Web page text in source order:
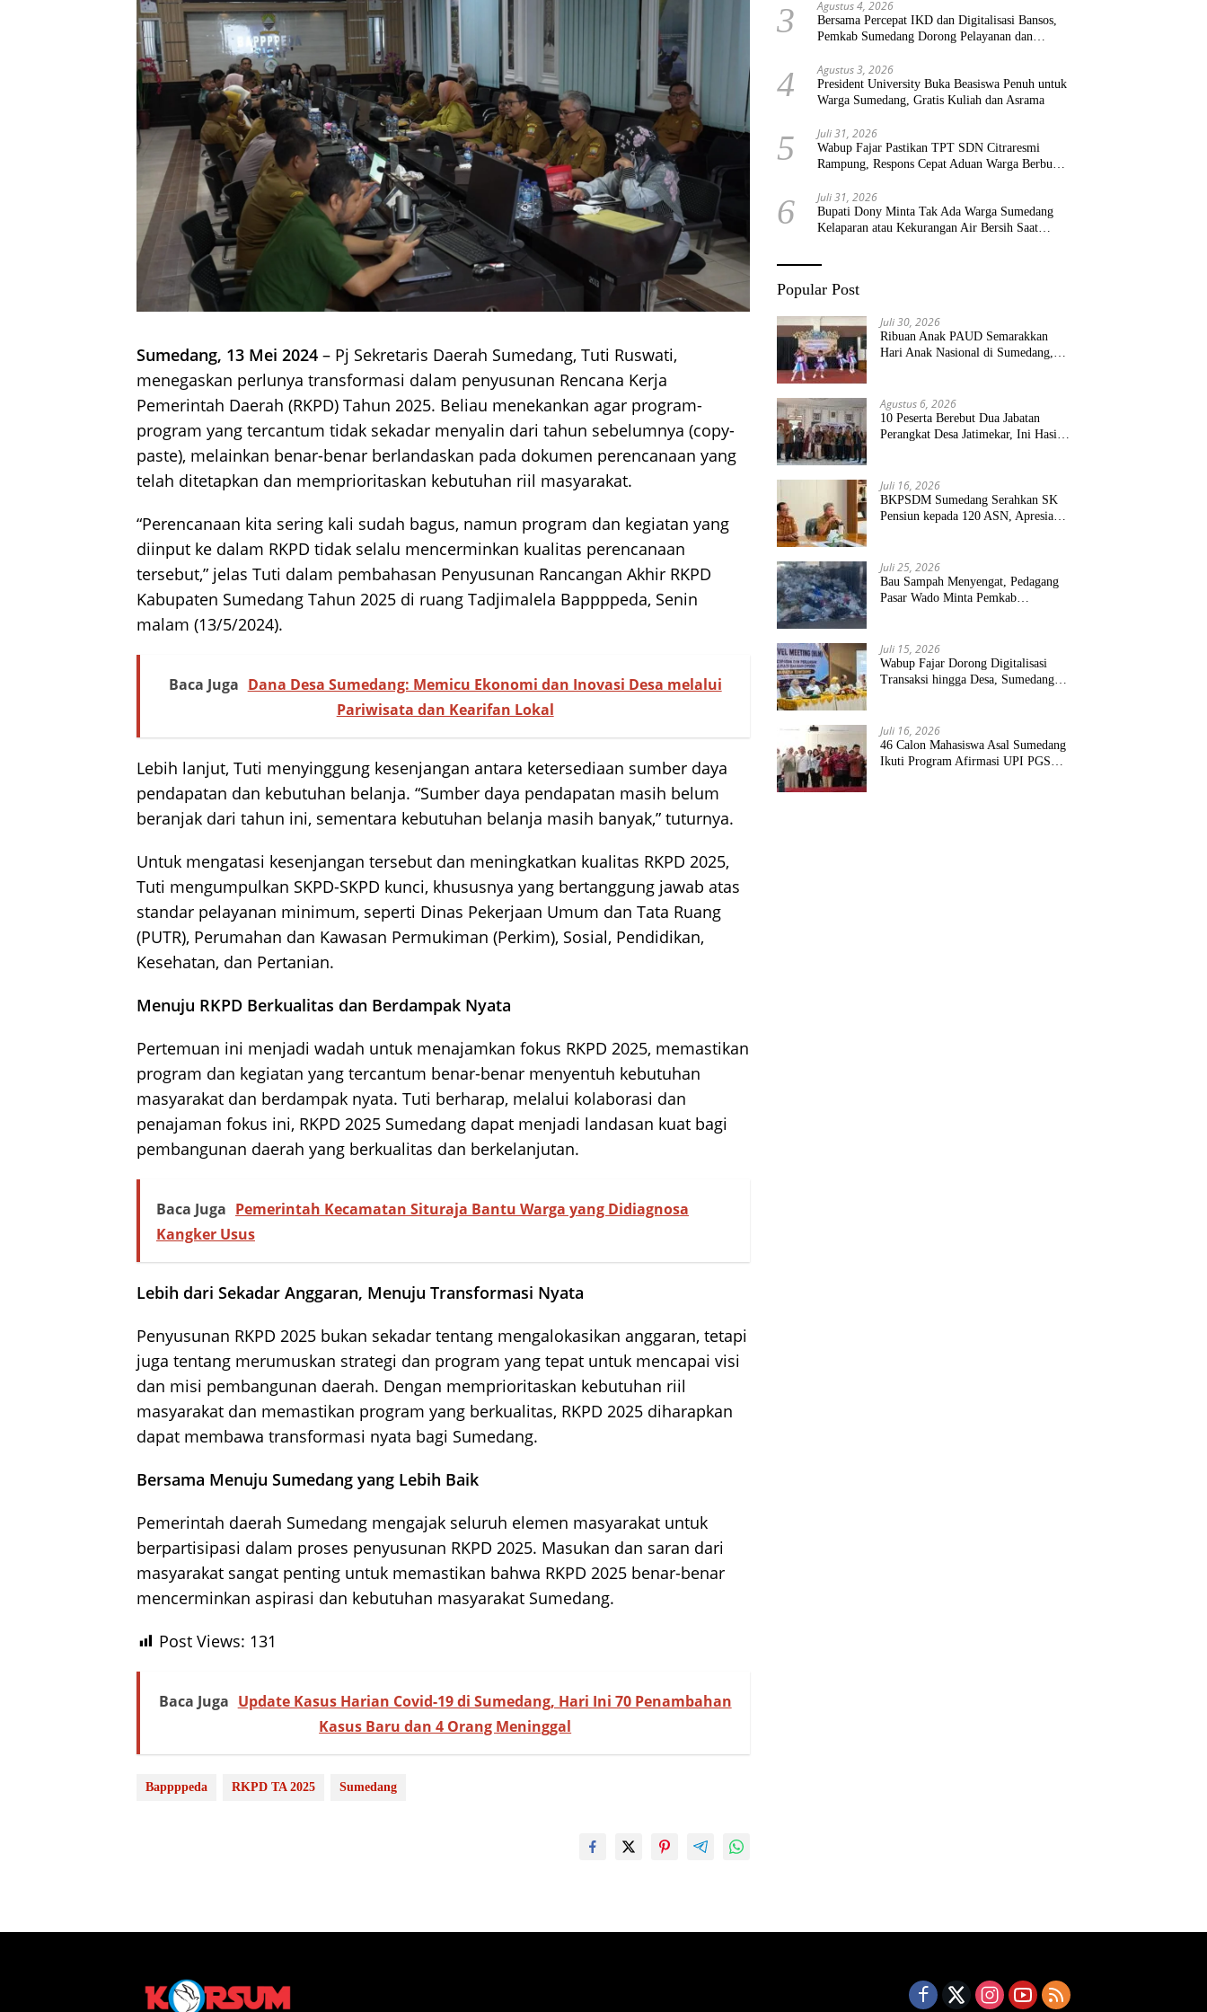
Sumedang, 13 Mei 2024 – Pj Sekretaris Daerah Sumedang, Tuti Ruswati,
menegaskan perlunya transformasi dalam penyusunan Rencana Kerja
Pemerintah Daerah (RKPD) Tahun 2025. Beliau menekankan agar program-
program yang tercantum tidak sekadar menyalin dari tahun sebelumnya (copy-
paste), melainkan benar-benar berlandaskan pada dokumen perencanaan yang
telah ditetapkan dan memprioritaskan kebutuhan riil masyarakat.
“Perencanaan kita sering kali sudah bagus, namun program dan kegiatan yang
diinput ke dalam RKPD tidak selalu mencerminkan kualitas perencanaan
tersebut,” jelas Tuti dalam pembahasan Penyusunan Rancangan Akhir RKPD
Kabupaten Sumedang Tahun 2025 di ruang Tadjimalela Bappppeda, Senin
malam (13/5/2024).
Baca Juga Dana Desa Sumedang: Memicu Ekonomi dan Inovasi Desa melalui
Pariwisata dan Kearifan Lokal
Lebih lanjut, Tuti menyinggung kesenjangan antara ketersediaan sumber daya
pendapatan dan kebutuhan belanja. “Sumber daya pendapatan masih belum
beranjak dari tahun ini, sementara kebutuhan belanja masih banyak,” tuturnya.
Untuk mengatasi kesenjangan tersebut dan meningkatkan kualitas RKPD 2025,
Tuti mengumpulkan SKPD-SKPD kunci, khususnya yang bertanggung jawab atas
standar pelayanan minimum, seperti Dinas Pekerjaan Umum dan Tata Ruang
(PUTR), Perumahan dan Kawasan Permukiman (Perkim), Sosial, Pendidikan,
Kesehatan, dan Pertanian.
Menuju RKPD Berkualitas dan Berdampak Nyata
Pertemuan ini menjadi wadah untuk menajamkan fokus RKPD 2025, memastikan
program dan kegiatan yang tercantum benar-benar menyentuh kebutuhan
masyarakat dan berdampak nyata. Tuti berharap, melalui kolaborasi dan
penajaman fokus ini, RKPD 2025 Sumedang dapat menjadi landasan kuat bagi
pembangunan daerah yang berkualitas dan berkelanjutan.
Baca Juga Pemerintah Kecamatan Situraja Bantu Warga yang Didiagnosa
Kangker Usus
Lebih dari Sekadar Anggaran, Menuju Transformasi Nyata
Penyusunan RKPD 2025 bukan sekadar tentang mengalokasikan anggaran, tetapi
juga tentang merumuskan strategi dan program yang tepat untuk mencapai visi
dan misi pembangunan daerah. Dengan memprioritaskan kebutuhan riil
masyarakat dan memastikan program yang berkualitas, RKPD 2025 diharapkan
dapat membawa transformasi nyata bagi Sumedang.
Bersama Menuju Sumedang yang Lebih Baik
Pemerintah daerah Sumedang mengajak seluruh elemen masyarakat untuk
berpartisipasi dalam proses penyusunan RKPD 2025. Masukan dan saran dari
masyarakat sangat penting untuk memastikan bahwa RKPD 2025 benar-benar
mencerminkan aspirasi dan kebutuhan masyarakat Sumedang.
Post Views: 131
Baca Juga Update Kasus Harian Covid-19 di Sumedang, Hari Ini 70 Penambahan
Kasus Baru dan 4 Orang Meninggal
Bappppeda RKPD TA 2025 Sumedang
3 Agustus 4, 2026
Bersama Percepat IKD dan Digitalisasi Bansos,
Pemkab Sumedang Dorong Pelayanan dan
4 Agustus 3, 2026
President University Buka Beasiswa Penuh untuk
Warga Sumedang, Gratis Kuliah dan Asrama
5 Juli 31, 2026
Wabup Fajar Pastikan TPT SDN Citraresmi
Rampung, Respons Cepat Aduan Warga Berbuah
6 Juli 31, 2026
Bupati Dony Minta Tak Ada Warga Sumedang
Kelaparan atau Kekurangan Air Bersih Saat
Popular Post
Juli 30, 2026
Ribuan Anak PAUD Semarakkan
Hari Anak Nasional di Sumedang,
Agustus 6, 2026
10 Peserta Berebut Dua Jabatan
Perangkat Desa Jatimekar, Ini Hasil
Juli 16, 2026
BKPSDM Sumedang Serahkan SK
Pensiun kepada 120 ASN, Apresiasi
Juli 25, 2026
Bau Sampah Menyengat, Pedagang
Pasar Wado Minta Pemkab
Juli 15, 2026
Wabup Fajar Dorong Digitalisasi
Transaksi hingga Desa, Sumedang
Juli 16, 2026
46 Calon Mahasiswa Asal Sumedang
Ikuti Program Afirmasi UPI PGSD,